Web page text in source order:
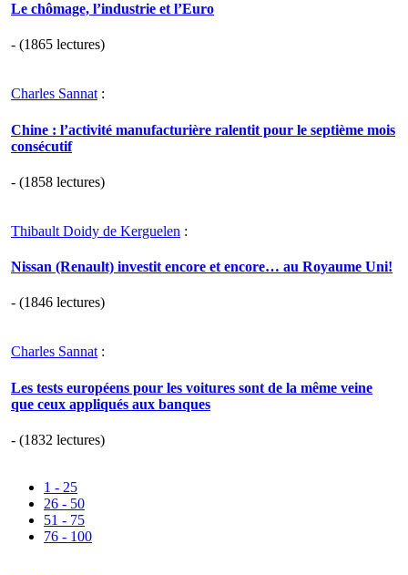
Le chômage, l’industrie et l’Euro
- (1865 lectures)
Charles Sannat:
Chine : l’activité manufacturière ralentit pour le septième mois
consécutif
- (1858 lectures)
Thibault Doidy de Kerguelen :
Nissan (Renault) investit encore et encore… au Royaume Uni!
- (1846 lectures)
Charles Sannat:
Les tests européens pour les voitures sont de la même veine
que ceux appliqués aux banques
- (1832 lectures)
1 - 25
26 - 50
51 - 75
76 - 100